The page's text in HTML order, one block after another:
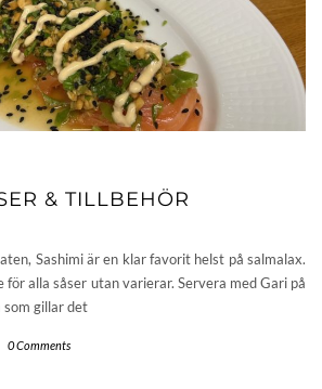
& TILLBEHÖR
Sashimi är en klar favorit helst på salmalax.
för alla såser utan varierar. Servera med Gari på
som gillar det
0 Comments